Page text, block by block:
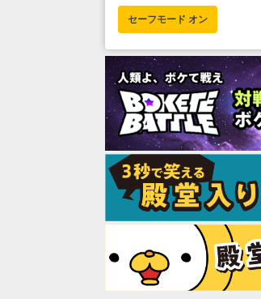
セーフモード オン